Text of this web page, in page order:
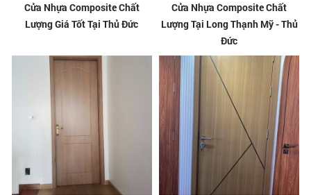
Cửa Nhựa Composite Chất
Lượng Giá Tốt Tại Thủ Đức
Cửa Nhựa Composite Chất
Lượng Tại Long Thạnh Mỹ - Thủ
Đức